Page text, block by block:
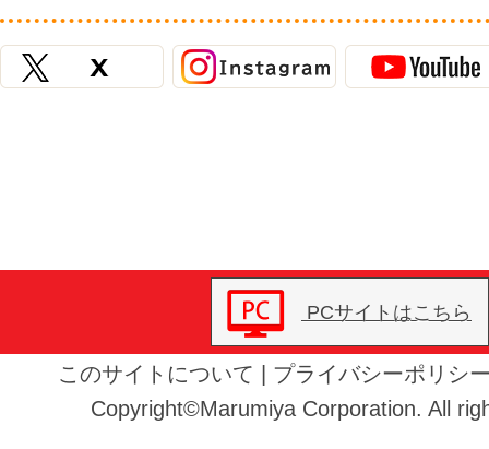
PCサイトはこちら
このサイトについて
プライバシーポリシ
Copyright©Marumiya Corporation. All